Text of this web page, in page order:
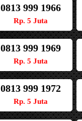
0813 999 1966
Rp. 5 Juta
0813 999 1969
Rp. 5 Juta
0813 999 1972
Rp. 5 Juta